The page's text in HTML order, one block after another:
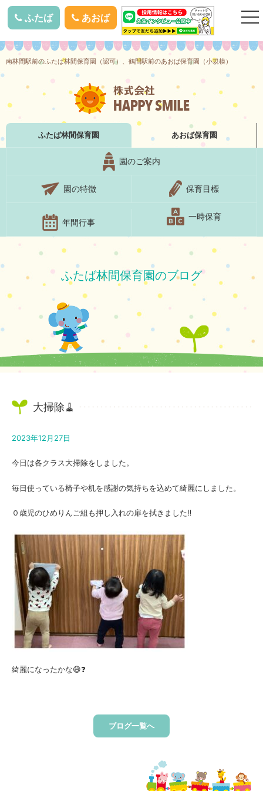
ふたば あおば
南林間駅前のふたば林間保育園（認可）、鶴間駅前のあおば保育園（小規模）
ふたば林間保育園 あおば保育園
園のご案内
園の特徴 保育目標
年間行事
一時保育
ふたば林間保育園のブログ
大掃除🧹
2023年12月27日
今日は各クラス大掃除をしました。
毎日使っている椅子や机を感謝の気持ちを込めて綺麗にしました。
０歳児のひめりんご組も押し入れの扉を拭きました‼️
綺麗になったかな😄❓
ブログ一覧へ